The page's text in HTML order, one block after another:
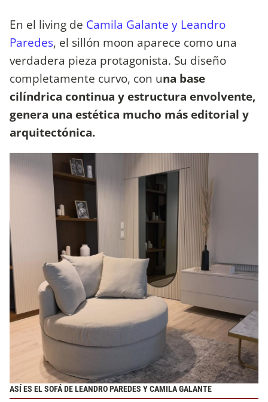
En el living de Camila Galante y Leandro
Paredes, el sillón moon aparece como una
verdadera pieza protagonista. Su diseño
completamente curvo, con una base
cilíndrica continua y estructura envolvente,
genera una estética mucho más editorial y
arquitectónica.
ASÍ ES EL SOFÁ DE LEANDRO PAREDES Y CAMILA GALANTE